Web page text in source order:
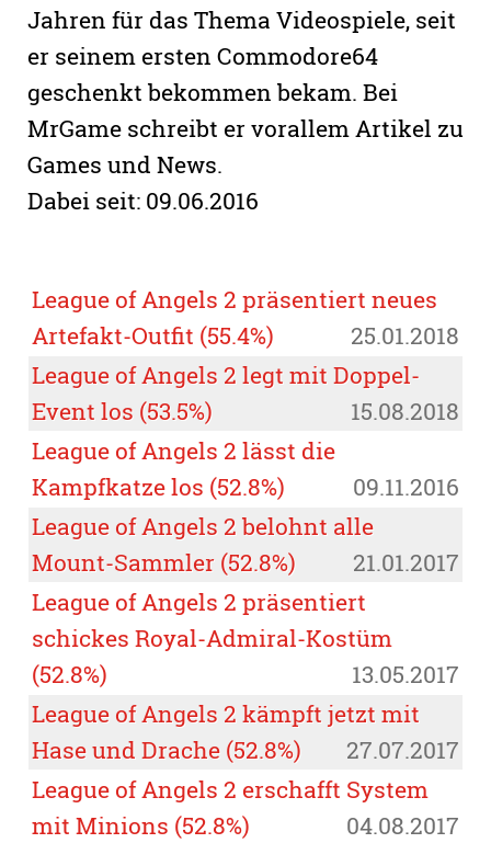
Jahren für das Thema Videospiele, seit
er seinem ersten Commodore64
geschenkt bekommen bekam. Bei
MrGame schreibt er vorallem Artikel zu
Games und News.
Dabei seit: 09.06.2016
League of Angels 2 präsentiert neues
Artefakt-Outfit (55.4%)
25.01.2018
League of Angels 2 legt mit Doppel-
Event los (53.5%)
15.08.2018
League of Angels 2 lässt die
Kampfkatze los (52.8%)
09.11.2016
League of Angels 2 belohnt alle
Mount-Sammler (52.8%)
21.01.2017
League of Angels 2 präsentiert
schickes Royal-Admiral-Kostüm
(52.8%)
13.05.2017
League of Angels 2 kämpft jetzt mit
Hase und Drache (52.8%)
27.07.2017
League of Angels 2 erschafft System
mit Minions (52.8%)
04.08.2017